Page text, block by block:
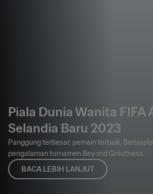
Piala Dunia Wanita FIFA
Selandia Baru 2023
Panggung terbesar, pemain terbaik.
pengalaman turnamen Beyond Greatness.
BACA LEBIH LANJUT